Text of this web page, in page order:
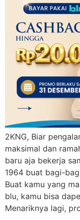
2KNG, Biar
maksimal dan
baru aja bekerja
1964 buat bagi-
Buat kamu yang
blu, kamu bisa
Menariknya lagi,